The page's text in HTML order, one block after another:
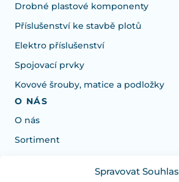
Spravovat Souhlas
Drobné plastové komponenty
Příslušenství ke stavbě plotů
Elektro příslušenství
Spojovací prvky
Kovové šrouby, matice a podložky
O NÁS
O nás
Sortiment
Potřebujete poradit s výběrem?